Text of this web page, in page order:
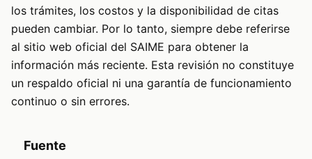
los trámites, los costos y la disponibilidad de citas
pueden cambiar. Por lo tanto, siempre debe referirse
al sitio web oficial del SAIME para obtener la
información más reciente. Esta revisión no constituye
un respaldo oficial ni una garantía de funcionamiento
continuo o sin errores.
Fuente